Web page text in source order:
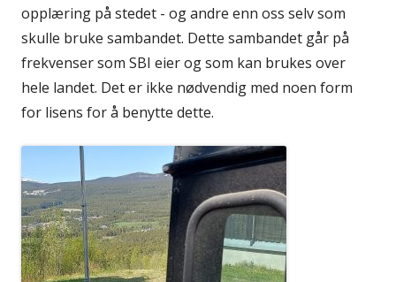
opplæring på stedet - og andre enn oss selv som
skulle bruke sambandet. Dette sambandet går på
frekvenser som SBI eier og som kan brukes over
hele landet. Det er ikke nødvendig med noen form
for lisens for å benytte dette.